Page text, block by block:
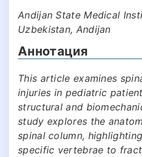
Andijan State Medical
Uzbekistan, Andijan
Аннотация
This article examines
injuries in pediatric
structural and
study explores the
spinal column,
specific vertebrae to